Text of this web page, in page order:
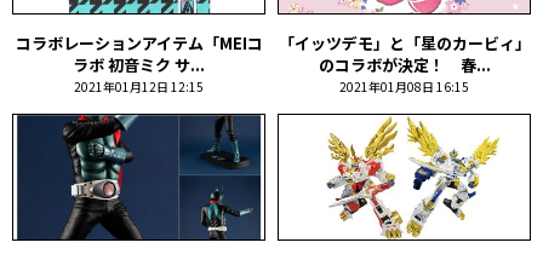
コラボレーションアイテム「MEIコ
ラボ 初音ミク サ...
2021年01月12日 12:15
「イッツデモ」と「星のカービィ」
のコラボが決定！ 春...
2021年01月08日 16:15